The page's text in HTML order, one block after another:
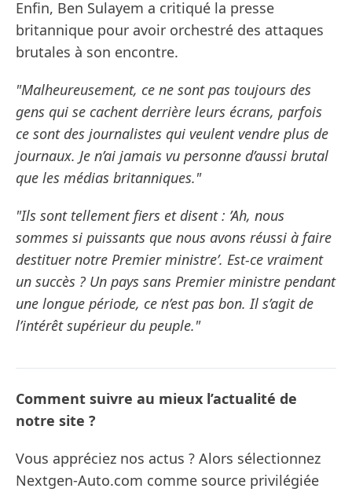
Enfin, Ben Sulayem a critiqué la presse
britannique pour avoir orchestré des attaques
brutales à son encontre.
"Malheureusement, ce ne sont pas toujours des
gens qui se cachent derrière leurs écrans, parfois
ce sont des journalistes qui veulent vendre plus de
journaux. Je n’ai jamais vu personne d’aussi brutal
que les médias britanniques."
"Ils sont tellement fiers et disent : ’Ah, nous
sommes si puissants que nous avons réussi à faire
destituer notre Premier ministre’. Est-ce vraiment
un succès ? Un pays sans Premier ministre pendant
une longue période, ce n’est pas bon. Il s’agit de
l’intérêt supérieur du peuple."
Comment suivre au mieux l’actualité de
notre site ?
Vous appréciez nos actus ? Alors sélectionnez
Nextgen-Auto.com comme source privilégiée